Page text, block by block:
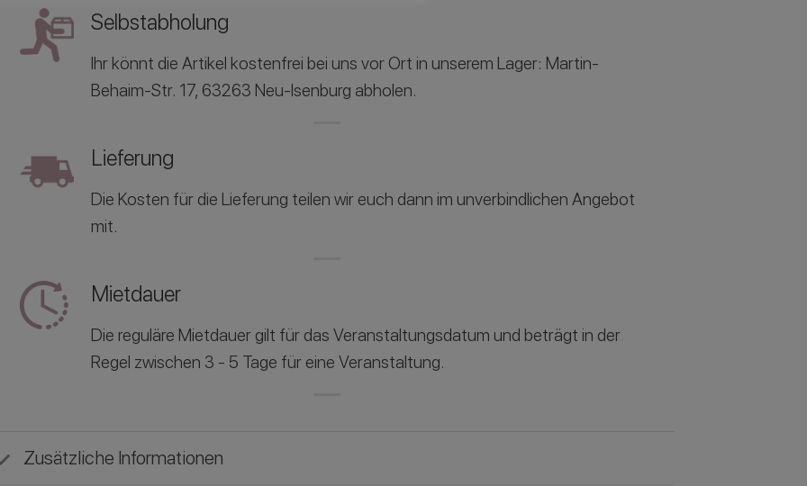
Selbstabholung
Ihr könnt die Artikel kostenfrei bei uns vor Ort in unserem Lager: Martin-
Behaim-Str. 17, 63263 Neu-Isenburg abholen.
Lieferung
Die Kosten für die Lieferung teilen wir euch dann im unverbindlichen Angebot
mit.
Mietdauer
Die reguläre Mietdauer gilt für das Veranstaltungsdatum und beträgt in der
Regel zwischen 3 - 5 Tage für eine Veranstaltung.
Zusätzliche Informationen